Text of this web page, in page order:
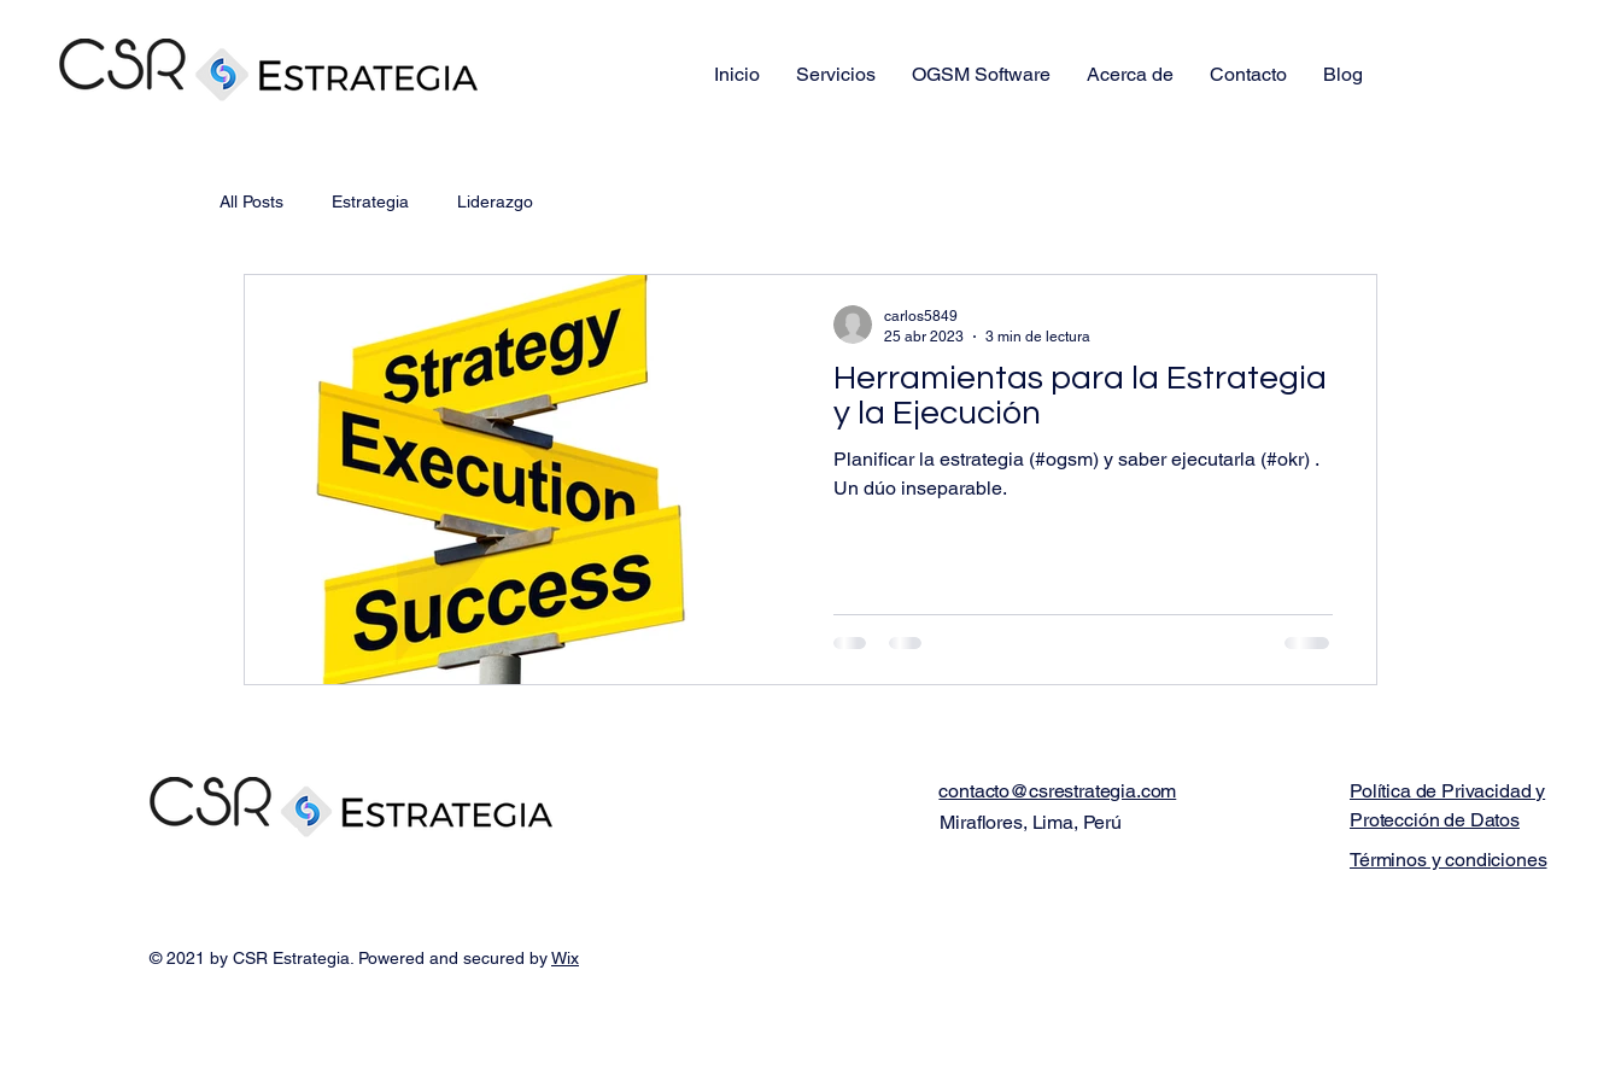
Inicio Servicios OGSM Software Acerca de Contacto Blog
All Posts Estrategia Liderazgo
Herramientas para la Estrategia
y la Ejecución
Planificar la estrategia (#ogsm) y saber ejecutarla (#okr) .
Un dúo inseparable.
carlos5849
25 abr 2023
3 min de lectura
contacto@csrestrategia.com
Miraflores, Lima, Perú
Política de Privacidad y
Protección de Datos
Términos y condiciones
© 2021 by CSR Estrategia. Powered and secured byWix